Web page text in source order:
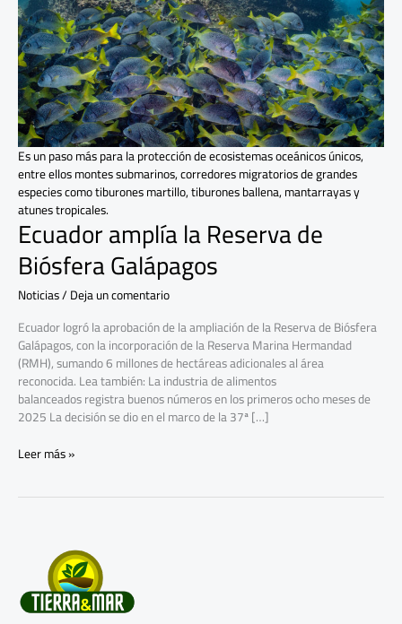
Ecuador amplía la Reserva de
Biósfera Galápagos
Noticias/Deja un comentario
Ecuador logró la aprobación de la ampliación de la Reserva de Biósfera
Galápagos, con la incorporación de la Reserva Marina Hermandad
(RMH), sumando 6 millones de hectáreas adicionales al área
reconocida. Lea también: La industria de alimentos
balanceados registra buenos números en los primeros ocho meses de
2025 La decisión se dio en el marco de la 37ª […]
Galápagos
Leer más »
Es un paso más para la protección de ecosistemas oceánicos únicos,
entre ellos montes submarinos, corredores migratorios de grandes
especies como tiburones martillo, tiburones ballena, mantarrayas y
atunes tropicales.